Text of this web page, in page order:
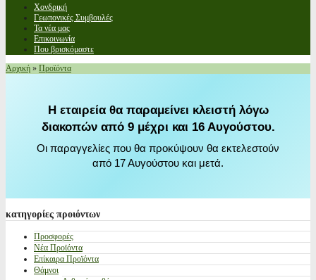
Χονδρική
Γεωπονικές Συμβουλές
Τα νέα μας
Επικοινωνία
Που βρισκόμαστε
Αρχική » Προϊόντα
Η εταιρεία θα παραμείνει κλειστή λόγω
διακοπών από 9 μέχρι και 16 Αυγούστου.
Οι παραγγελίες που θα προκύψουν θα εκτελεστούν
από 17 Αυγούστου και μετά.
κατηγορίες προιόντων
Προσφορές
Νέα Προϊόντα
Επίκαιρα Προϊόντα
Θάμνοι